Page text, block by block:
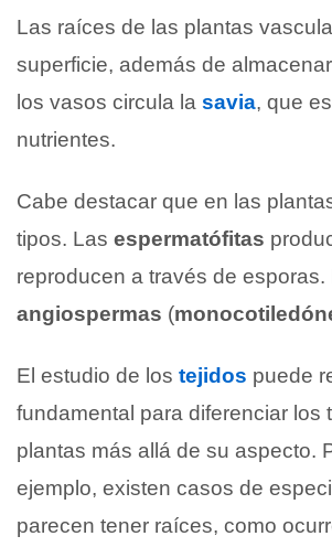
Las raíces de las plantas
superficie, además de
los vasos circula la savia, que
nutrientes.
Cabe destacar que en las
tipos. Las espermatófitas
reproducen a través de
angiospermas (
El estudio de los tejidos puede
fundamental para diferenciar los
plantas más allá de su aspecto.
ejemplo, existen casos de
parecen tener raíces, como